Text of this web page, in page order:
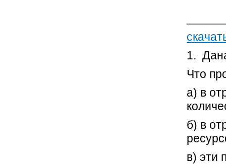
1.
Что
а) в
б) в
в) эти